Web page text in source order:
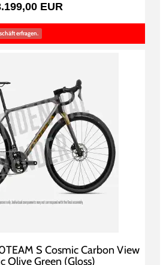
EUR
erfragen.
S Cosmic Carbon View
Olive Green (Gloss)